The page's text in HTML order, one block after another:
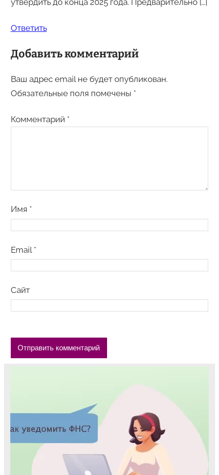
утвердить до конца 2025 года. Предварительно […]
Ответить
Добавить комментарий
Ваш адрес email не будет опубликован.
Обязательные поля помечены *
Комментарий *
Имя *
Email *
Сайт